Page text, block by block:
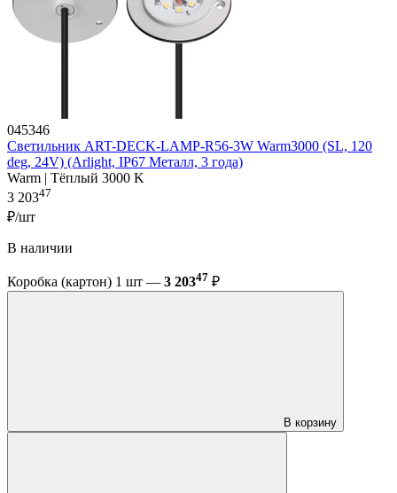
045346
Светильник ART-DECK-LAMP-R56-3W Warm3000 (SL, 120
deg, 24V) (Arlight, IP67 Металл, 3 года)
Warm | Тёплый 3000 K
3 20347
₽/шт
В наличии
Коробка (картон) 1 шт — 3 20347 ₽
В корзину